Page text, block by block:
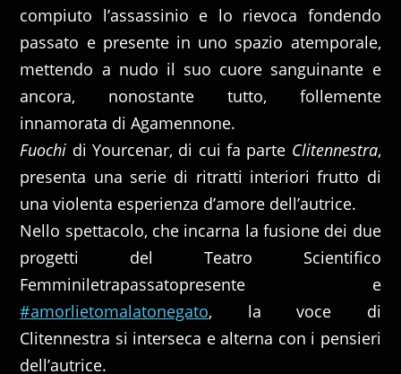
compiuto l’assassinio e lo rievoca fondendo
passato e presente in uno spazio atemporale,
mettendo a nudo il suo cuore sanguinante e
ancora, nonostante tutto, follemente
innamorata di Agamennone.
Fuochi di Yourcenar, di cui fa parte Clitennestra,
presenta una serie di ritratti interiori frutto di
una violenta esperienza d’amore dell’autrice.
Nello spettacolo, che incarna la fusione dei due
progetti del Teatro Scientifico
Femminiletrapassatopresente e
#amorlietomalatonegato, la voce di
Clitennestra si interseca e alterna con i pensieri
dell’autrice.